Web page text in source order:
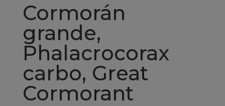
Cormorán
grande,
Phalacrocorax
carbo, Great
Cormorant